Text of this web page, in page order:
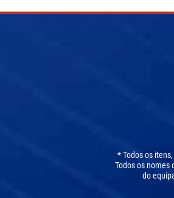
* Todos os
Todos os nomes
do